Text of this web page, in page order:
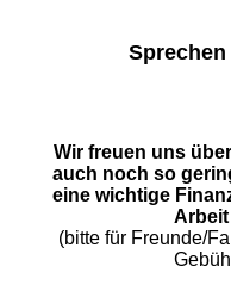
Wir freuen uns
auch noch so
eine wichtige
(bitte für Freunde/